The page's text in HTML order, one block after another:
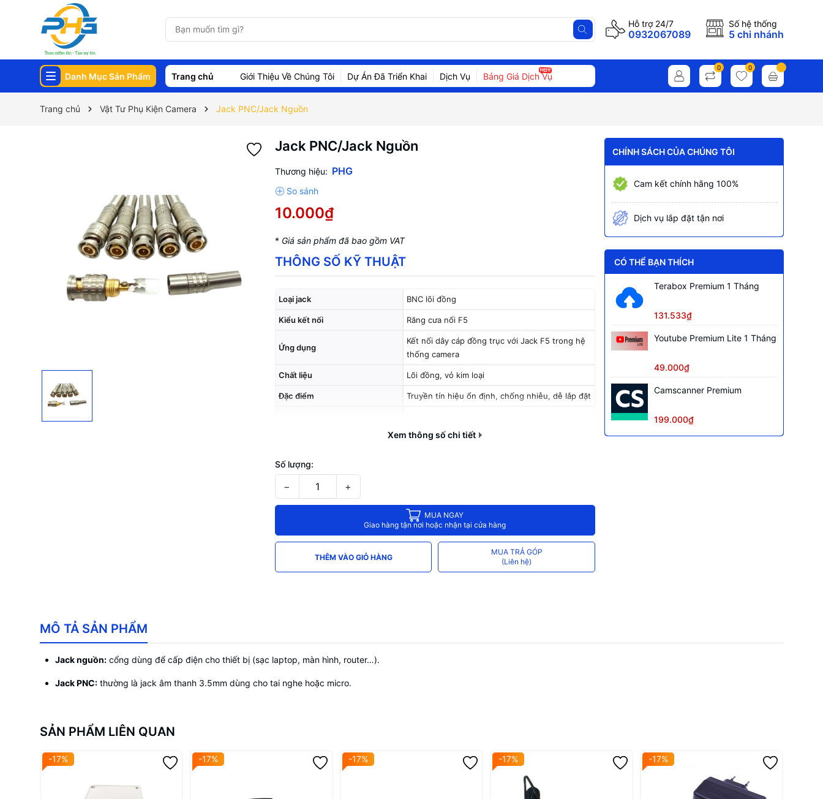
Hỗ trợ 24/7
0932067089
Số hệ thống
5 chi nhánh
Danh Mục Sản Phẩm Trang chủ Giới Thiệu Về Chúng Tôi Dự Án Đã Triển Khai Dịch Vụ Bảng Giá Dịch Vụ
0 0
Trang chủ Vật Tư Phụ Kiện Camera Jack PNC/Jack Nguồn
Jack PNC/Jack Nguồn
Thương hiệu: PHG
10.000₫
* Giá sản phẩm đã bao gồm VAT
THÔNG SỐ KỸ THUẬT
Loại jack BNC lõi đồng
Kiểu kết nối Răng cưa nối F5
Ứng dụng
Kết nối dây cáp đồng trục với Jack F5 trong hệ
thống camera
Chất liệu Lõi đồng, vỏ kim loại
Đặc điểm Truyền tín hiệu ổn định, chống nhiễu, dễ lắp đặt
Xem thông số chi tiết
Số lượng:
− +
MUA NGAY
Giao hàng tận nơi hoặc nhận tại cửa hàng
THÊM VÀO GIỎ HÀNG
MUA TRẢ GÓP
(Liên hệ)
CHÍNH SÁCH CỦA CHÚNG TÔI
Cam kết chính hãng 100%
Dịch vụ lắp đặt tận nơi
CÓ THỂ BẠN THÍCH
Terabox Premium 1 Tháng
131.533₫
Youtube Premium Lite 1 Tháng
49.000₫
Camscanner Premium
199.000₫
MÔ TẢ SẢN PHẨM
Jack nguồn:cổng dùng để cấp điện cho thiết bị (sạc laptop, màn hình, router…).
Jack PNC:thường là jack âm thanh 3.5mm dùng cho tai nghe hoặc micro.
SẢN PHẨM LIÊN QUAN
-17% -17% -17% -17% -17%